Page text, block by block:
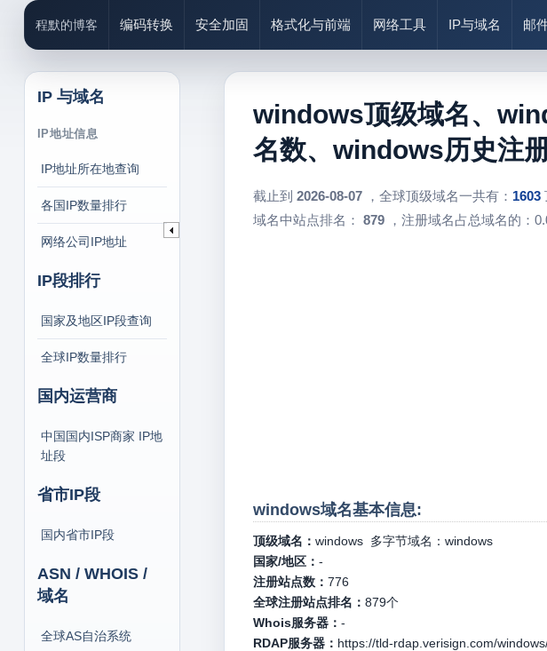
程默的博客 编码转换 安全加固 格式化与前端 网络工具 IP与域名 邮
IP 与域名
IP地址信息
IP地址所在地查询
各国IP数量排行
网络公司IP地址
IP段排行
国家及地区IP段查询
全球IP数量排行
国内运营商
中国国内ISP商家 IP地
址段
省市IP段
国内省市IP段
ASN / WHOIS /
域名
全球AS自治系统
windows顶级域名、
名数、windows历史注
截止到 2026-08-07，全球顶级域名一共有： 1603
域名中站点排名： 879，注册域名占总域名的：
windows域名基本信息:
顶级域名： windows多字节域名： windows
国家/地区： -
注册站点数： 776
全球注册站点排名： 879个
Whois服务器： -
RDAP服务器： https://tld-rdap.verisign.com/